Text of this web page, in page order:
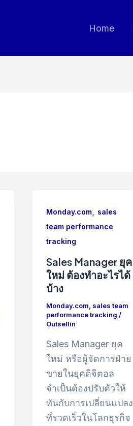
Home
Monday.com,
sales
team performance
tracking
Sales Manager ยุค
ใหม่ ต้องทำอะไรได้
บ้าง
Monday.com, sales team
performance tracking /
Outsellin
Sales Manager ยุค
ใหม่ หรือผู้จัดการฝ่าย
ขายในยุคดิจิตอล
จำเป็นต้องปรับตัวให้
ทันกับการเปลี่ยนแปลง
ที่รวดเร็วในโลกธุรกิจ